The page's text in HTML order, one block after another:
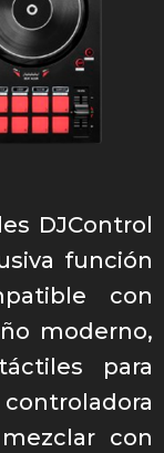
DJControl
función
con
moderno,
para
con